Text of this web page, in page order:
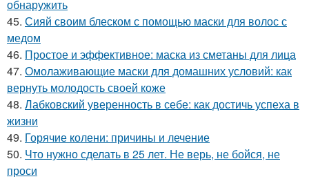
обнаружить
45. Сияй своим блеском с помощью маски для волос с
медом
46. Простое и эффективное: маска из сметаны для лица
47. Омолаживающие маски для домашних условий: как
вернуть молодость своей коже
48. Лабковский уверенность в себе: как достичь успеха в
жизни
49. Горячие колени: причины и лечение
50. Что нужно сделать в 25 лет. Не верь, не бойся, не
проси